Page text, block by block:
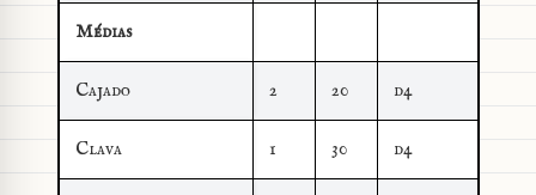
Médias
Cajado 2 20 d4
Clava 1 30 d4